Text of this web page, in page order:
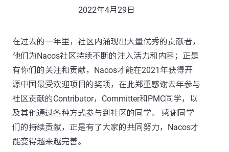
2022年4月29日
在过去的一年里，社区内涌现出大量优秀的贡献者，
他们为Nacos社区持续不断的注入活力和内容；正是
有你们的关注和贡献，Nacos才能在2021年获得开
源中国最受欢迎项目的奖项，在此郑重感谢去年参与
社区贡献的Contributor，Committer和PMC同学，以
及其他通过各种方式参与到社区的同学。 感谢同学
们的持续贡献，正是有了大家的共同努力，Nacos才
能变得越来越完善。